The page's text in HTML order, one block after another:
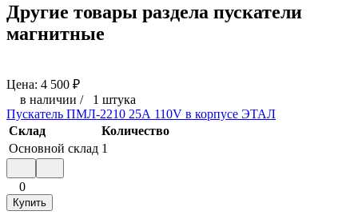
Другие товары раздела пускатели
магнитные
Цена: 4 500 ₽
в наличии / 1 штука
Пускатель ПМЛ-2210 25А 110V в корпусе ЭТАЛ
Склад
Количество
Основной склад 1
0
Купить